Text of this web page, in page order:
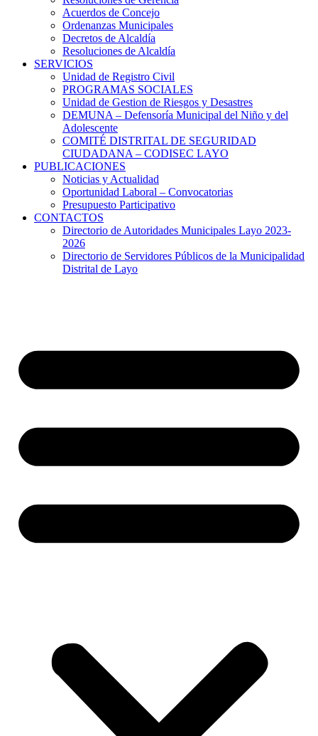
Acuerdos de Concejo
Ordenanzas Municipales
Decretos de Alcaldía
Resoluciones de Alcaldía
SERVICIOS
Unidad de Registro Civil
PROGRAMAS SOCIALES
Unidad de Gestion de Riesgos y Desastres
DEMUNA – Defensoría Municipal del Niño y del
Adolescente
COMITÉ DISTRITAL DE SEGURIDAD
CIUDADANA – CODISEC LAYO
PUBLICACIONES
Noticias y Actualidad
Oportunidad Laboral – Convocatorias
Presupuesto Participativo
CONTACTOS
Directorio de Autoridades Municipales Layo 2023-
2026
Directorio de Servidores Públicos de la Municipalidad
Distrital de Layo